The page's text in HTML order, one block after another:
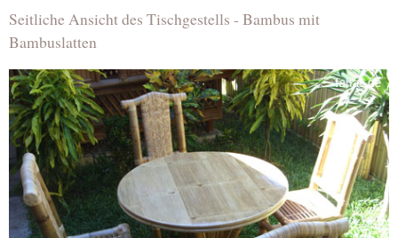
Seitliche Ansicht des Tischgestells - Bambus mit
Bambuslatten